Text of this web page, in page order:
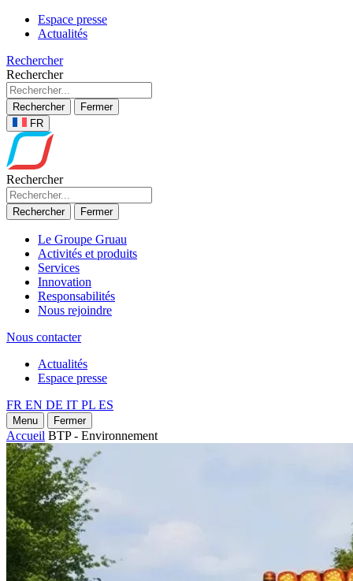
Espace presse
Actualités
Rechercher
Rechercher
Rechercher
Fermer
FR
Rechercher
Rechercher Fermer
Le Groupe Gruau
Activités et produits
Services
Innovation
Responsabilités
Nous rejoindre
Nous contacter
Actualités
Espace presse
FR EN DE IT PL ES
Menu Fermer
Accueil BTP - Environnement